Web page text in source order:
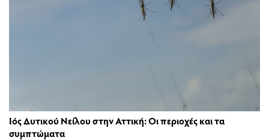
Ιός Δυτικού Νείλου στην Αττική: Οι περιοχές και τα
συμπτώματα